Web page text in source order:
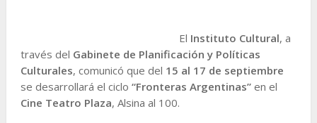
El Instituto Cultural, a
través del Gabinete de Planificación y Políticas
Culturales, comunicó que del 15 al 17 de septiembre
se desarrollará el ciclo “Fronteras Argentinas”en el
Cine Teatro Plaza, Alsina al 100.